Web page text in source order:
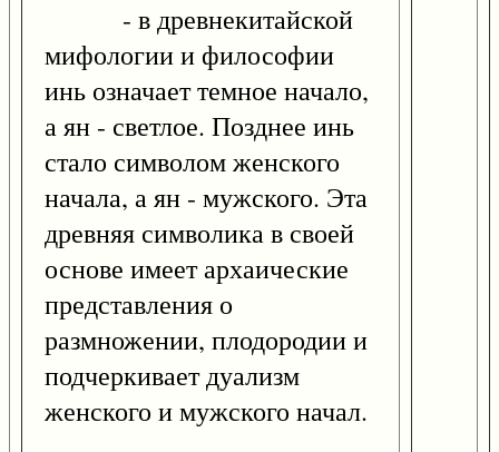
- в древнекитайской
мифологии и философии
инь означает темное начало,
а ян - светлое. Позднее инь
стало символом женского
начала, а ян - мужского. Эта
древняя символика в своей
основе имеет архаические
представления о
размножении, плодородии и
подчеркивает дуализм
женского и мужского начал.